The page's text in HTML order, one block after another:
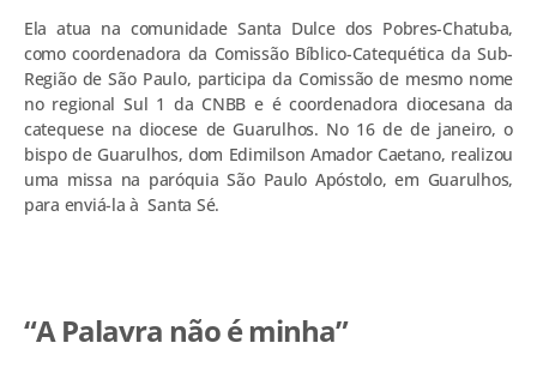
Ela atua na comunidade Santa Dulce dos Pobres-Chatuba,
como coordenadora da Comissão Bíblico-Catequética da Sub-
Região de São Paulo, participa da Comissão de mesmo nome
no regional Sul 1 da CNBB e é coordenadora diocesana da
catequese na diocese de Guarulhos. No 16 de de janeiro, o
bispo de Guarulhos, dom Edimilson Amador Caetano, realizou
uma missa na paróquia São Paulo Apóstolo, em Guarulhos,
para enviá-la à Santa Sé.
“A Palavra não é minha”